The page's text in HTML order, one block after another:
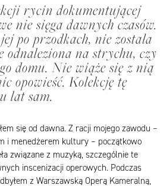
rycin dokumentującej
nie sięga dawnych czasów.
po przodkach, nie została
odnaleziona na strychu, czy
domu. Nie wiąże się z nią
opowieść. Kolekcję tę
lat sam.
się od dawna. Z racji mojego zawodu –
i menedżerem kultury – początkowo
związane z muzyką, szczególnie te
inscenizacji operowych. Podczas
z Warszawską Operą Kameralną,